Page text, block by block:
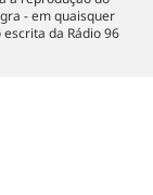
- em quaisquer
da Rádio 96